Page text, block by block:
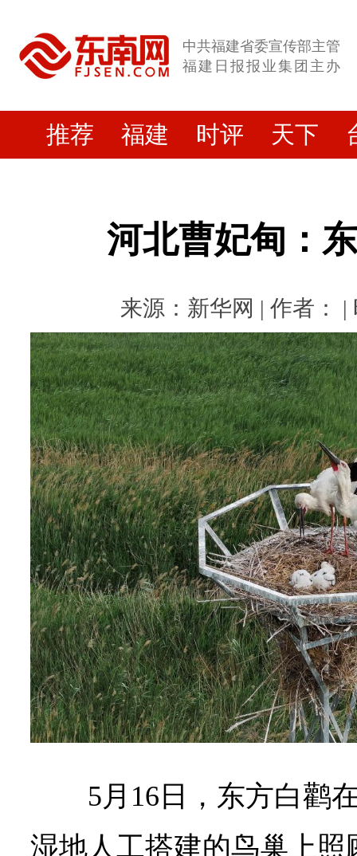
中共福建省委宣传部主管
福建日报报业集团主办
推荐 福建 时评 天下
河北曹妃甸：
来源：新华网 | 作者： |
5月16日，东方白鹳
湿地人工搭建的鸟巢上